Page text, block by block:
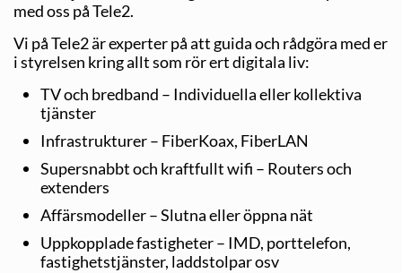
med oss på Tele2.
Vi på Tele2 är experter på att guida och rådgöra med er
i styrelsen kring allt som rör ert digitala liv:
TV och bredband – Individuella eller kollektiva
tjänster
Infrastrukturer – FiberKoax, FiberLAN
Supersnabbt och kraftfullt wifi – Routers och
extenders
Affärsmodeller – Slutna eller öppna nät
Uppkopplade fastigheter – IMD, porttelefon,
fastighetstjänster, laddstolpar osv